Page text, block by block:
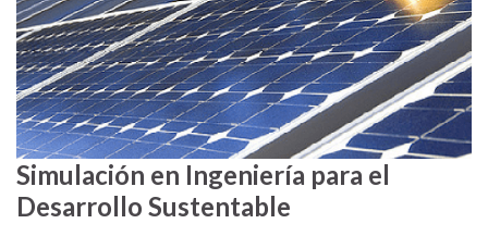
Simulación en Ingeniería para el
Desarrollo Sustentable